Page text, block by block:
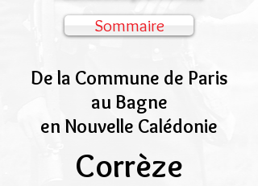
De la Commune de Paris
au Bagne
en Nouvelle Calédonie
Corrèze
Sommaire